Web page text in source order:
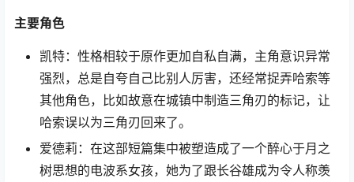
主要角色
凯特：性格相较于原作更加自私自满，主角意识异常
强烈，总是自夸自己比别人厉害，还经常捉弄哈索等
其他角色，比如故意在城镇中制造三角刃的标记，让
哈索误以为三角刃回来了。
爱德莉：在这部短篇集中被塑造成了一个醉心于月之
树思想的电波系女孩，她为了跟长谷雄成为令人称羡